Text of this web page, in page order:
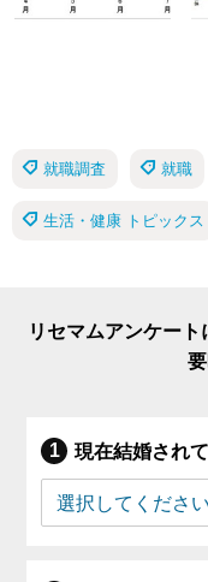
就職調査 就職
生活・健康 トピックス
リセマムアンケー
現在結婚されて